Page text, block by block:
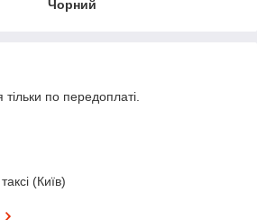
Чорний
по передоплаті.
(Київ)